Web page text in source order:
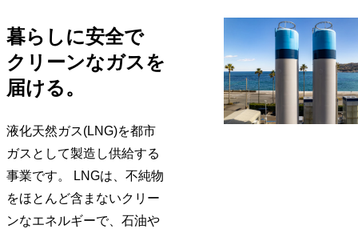
暮らしに安全で
クリーンなガスを
届ける。
液化天然ガス(LNG)を都市
ガスとして製造し供給する
事業です。 LNGは、不純物
をほとんど含まないクリー
ンなエネルギーで、石油や